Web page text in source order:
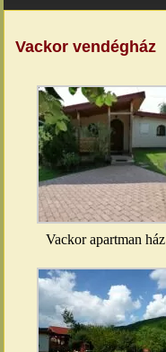
Vackor vendégház
Vackor apartman ház